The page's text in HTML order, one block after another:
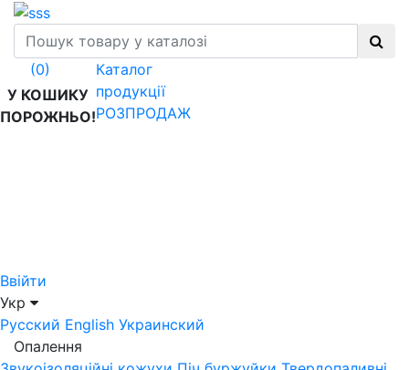
(0)
У КОШИКУ
ПОРОЖНЬО!
Каталог
продукції
РОЗПРОДАЖ
Ввійти
Укр
Русский English Украинский
Опалення